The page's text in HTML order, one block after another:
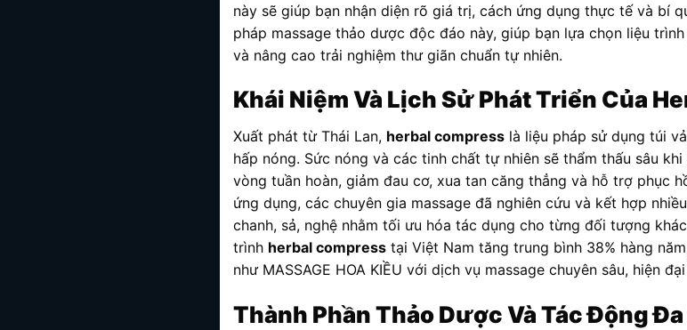
này sẽ giúp bạn nhận diện rõ giá trị, cách ứng dụng thực tế và bí
pháp massage thảo dược độc đáo này, giúp bạn lựa chọn liệu
và nâng cao trải nghiệm thư giãn chuẩn tự nhiên.
Khái Niệm Và Lịch Sử Phát Triển Của
Xuất phát từ Thái Lan, herbal compress là liệu pháp sử dụng túi
hấp nóng. Sức nóng và các tinh chất tự nhiên sẽ thẩm thấu sâu
vòng tuần hoàn, giảm đau cơ, xua tan căng thẳng và hỗ trợ phục
ứng dụng, các chuyên gia massage đã nghiên cứu và kết hợp
chanh, sả, nghệ nhằm tối ưu hóa tác dụng cho từng đối tượng
trình herbal compress tại Việt Nam tăng trung bình 38% hàng
như MASSAGE HOA KIỀU với dịch vụ massage chuyên sâu, hiện
Thành Phần Thảo Dược Và Tác Động